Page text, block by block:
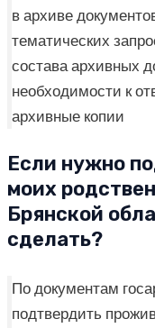
в архиве
тематических
состава архивных
необходимости к
архивные копии
Если нужно
моих
Брянской
сделать?
По документам
подтвердить